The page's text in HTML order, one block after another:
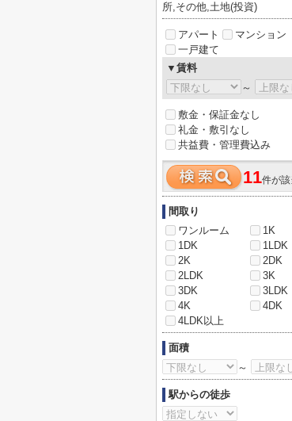
所,その他,土地(投資)
アパート
マンション
一戸建て
▼賃料
～
敷金・保証金なし
礼金・敷引なし
共益費・管理費込み
11件が該
間取り
ワンルーム
1K
1DK
1LDK
2K
2DK
2LDK
3K
3DK
3LDK
4K
4DK
4LDK以上
面積
～
駅からの徒歩